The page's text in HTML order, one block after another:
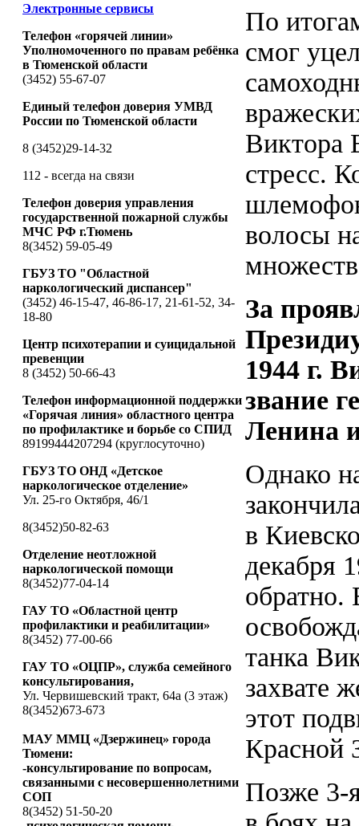
Электронные сервисы
Телефон «горячей линии»
Уполномоченного по правам ребёнка
в Тюменской области
(3452) 55-67-07
Единый телефон доверия УМВД
России по Тюменской области
8 (3452)29-14-32
112 - всегда на связи
Телефон доверия управления
государственной пожарной службы
МЧС РФ г.Тюмень
8(3452) 59-05-49
ГБУЗ ТО "Областной
наркологический диспансер"
(3452) 46-15-47, 46-86-17, 21-61-52, 34-
18-80
Центр психотерапии и суицидальной
превенции
8 (3452) 50-66-43
Телефон информационной поддержки
«Горячая линия» областного центра
по профилактике и борьбе со СПИД
89199444207294 (круглосуточно)
ГБУЗ ТО ОНД «Детское
наркологическое отделение»
Ул. 25-го Октября, 46/1
8(3452)50-82-63
Отделение неотложной
наркологической помощи
8(3452)77-04-14
ГАУ ТО «Областной центр
профилактики и реабилитации»
8(3452) 77-00-66
ГАУ ТО «ОЦПР», служба семейного
консультирования,
Ул. Червишевский тракт, 64а (3 этаж)
8(3452)673-673
МАУ ММЦ «Дзержинец» города
Тюмени:
-консультирование по вопросам,
связанными с несовершеннолетними
СОП
8(3452) 51-50-20
По
смог
Виктора
стресс.
волосы
За
1944 г.
звание
Ленина
Однако
в
декабря
обратно.
танка
захвате
этот
Красной
Позже 3-